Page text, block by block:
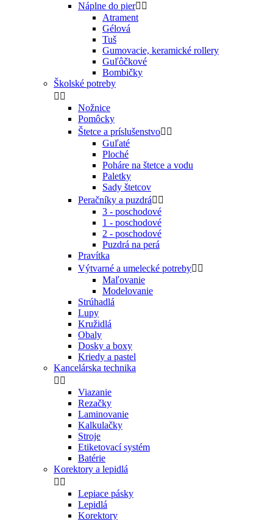
Náplne do pier 
Atrament
Gélová
Tuš
Gumovacie, keramické rollery
Guľôčkové
Bombičky
Školské potreby
 
Nožnice
Pomôcky
Štetce a príslušenstvo 
Guľaté
Ploché
Poháre na štetce a vodu
Paletky
Sady štetcov
Peračníky a puzdrá 
3 - poschodové
1 - poschodové
2 - poschodové
Puzdrá na perá
Pravítka
Výtvarné a umelecké potreby 
Maľovanie
Modelovanie
Strúhadlá
Lupy
Kružidlá
Obaly
Dosky a boxy
Kriedy a pastel
Kancelárska technika
 
Viazanie
Rezačky
Laminovanie
Kalkulačky
Stroje
Etiketovací systém
Batérie
Korektory a lepidlá
 
Lepiace pásky
Lepidlá
Korektory